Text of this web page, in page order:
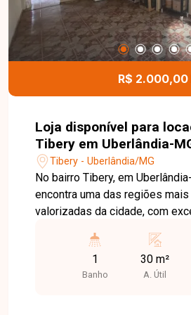
oportunidade comercial.
R$ 2.000,00
Loja disponível para
Tibery em Uberlândia-
Tibery - Uberlândia/MG
No bairro Tibery, em
encontra uma das regiões
valorizadas da cidade, com
acesso às principais avenidas,
próximo a comércios, bancos,
diversos serviços. Loja disponível para locação
1
Banho
30 m²
A. Útil